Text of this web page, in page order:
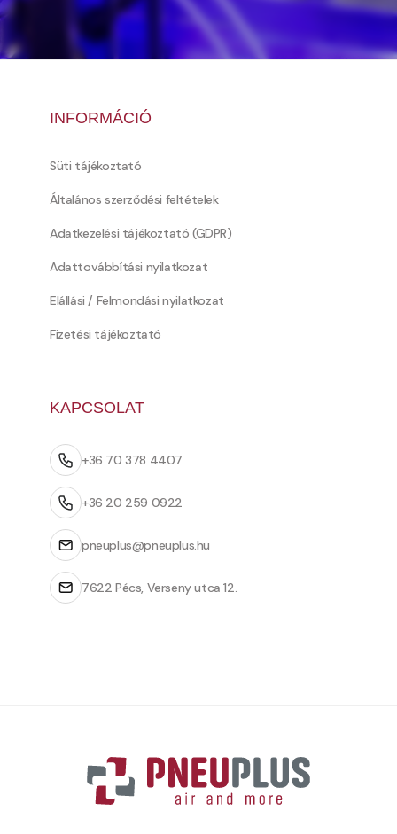
INFORMÁCIÓ
Süti tájékoztató
Általános szerződési feltételek
Adatkezelési tájékoztató (GDPR)
Adattovábbítási nyilatkozat
Elállási / Felmondási nyilatkozat
Fizetési tájékoztató
KAPCSOLAT
+36 70 378 4407
+36 20 259 0922
pneuplus@pneuplus.hu
7622 Pécs, Verseny utca 12.